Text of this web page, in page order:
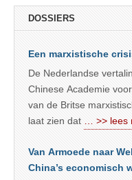
DOSSIERS
Een marxistische
De Nederlandse
Chinese Academie
van de Britse
laat zien dat
… >> lees
Van Armoede naar
China’s economisch